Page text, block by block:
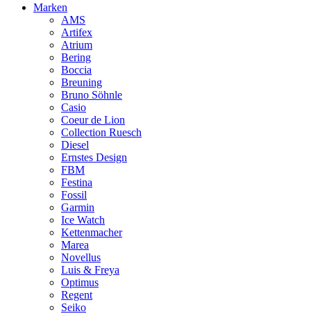
Marken
AMS
Artifex
Atrium
Bering
Boccia
Breuning
Bruno Söhnle
Casio
Coeur de Lion
Collection Ruesch
Diesel
Ernstes Design
FBM
Festina
Fossil
Garmin
Ice Watch
Kettenmacher
Marea
Novellus
Luis & Freya
Optimus
Regent
Seiko